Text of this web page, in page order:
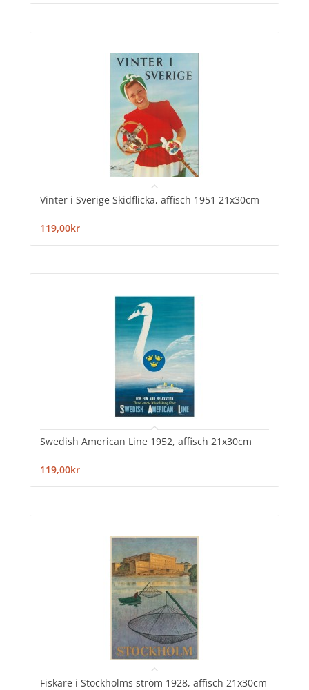
Vinter i Sverige Skidflicka, affisch 1951 21x30cm
119,00kr
Swedish American Line 1952, affisch 21x30cm
119,00kr
Fiskare i Stockholms ström 1928, affisch 21x30cm